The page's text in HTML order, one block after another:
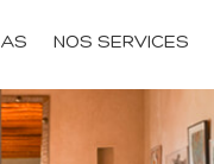
NOS SERVICES